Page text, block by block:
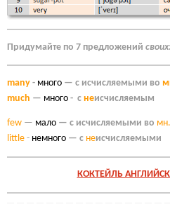
Придумайте по 7 предложений своих:
many - много — с исчисляемыми во
much — много - с неисчисляемым
few — мало — с исчисляемыми во
little - немного — с неисчисляемыми
КОКТЕЙЛЬ